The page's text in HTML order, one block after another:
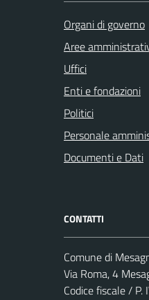
Organi di governo
Aree
Uffici
Enti e fondazioni
Politici
Personale
Documenti e Dati
CONTATTI
Comune di
Via Roma, 4
Codice fiscale /